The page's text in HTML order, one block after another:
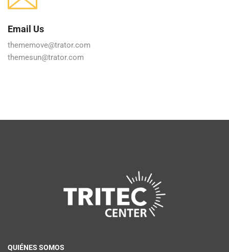
Email Us
thememove@trator.com
themesun@trator.com
QUIÉNES SOMOS